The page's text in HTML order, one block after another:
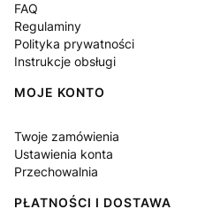
FAQ
Regulaminy
Polityka prywatności
Instrukcje obsługi
MOJE KONTO
Twoje zamówienia
Ustawienia konta
Przechowalnia
PŁATNOŚCI I DOSTAWA